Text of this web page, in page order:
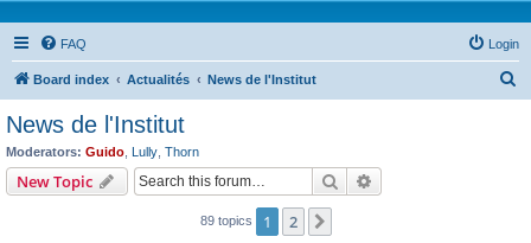
FAQ Login
Board index Actualités News de l'Institut
News de l'Institut
Moderators: Guido Lully Thorn
New Topic Search
89 topics 1 2